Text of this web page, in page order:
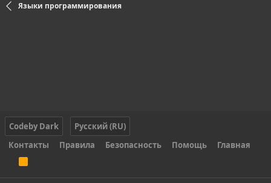
Языки программирования
Codeby Dark
Русский (RU)
Контакты
Правила Безопасность Помощь Главная
S